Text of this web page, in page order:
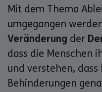
Mit dem Thema
umgegangen
Veränderung der
dass die Menschen
und verstehen, dass
Behinderungen